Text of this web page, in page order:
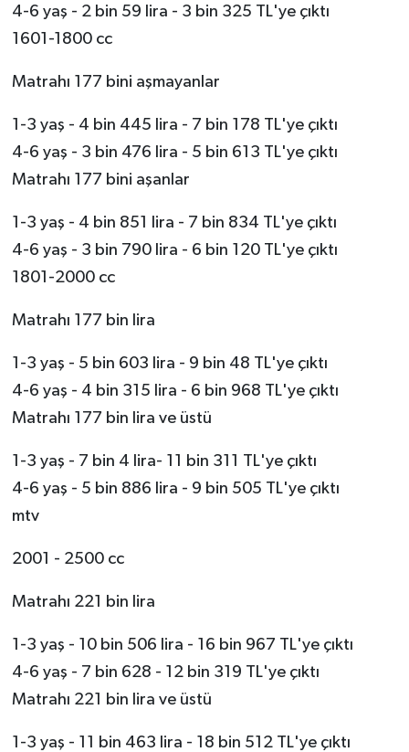
4-6 yaş - 2 bin 59 lira - 3 bin 325 TL'ye çıktı
1601-1800 cc
Matrahı 177 bini aşmayanlar
1-3 yaş - 4 bin 445 lira - 7 bin 178 TL'ye çıktı
4-6 yaş - 3 bin 476 lira - 5 bin 613 TL'ye çıktı
Matrahı 177 bini aşanlar
1-3 yaş - 4 bin 851 lira - 7 bin 834 TL'ye çıktı
4-6 yaş - 3 bin 790 lira - 6 bin 120 TL'ye çıktı
1801-2000 cc
Matrahı 177 bin lira
1-3 yaş - 5 bin 603 lira - 9 bin 48 TL'ye çıktı
4-6 yaş - 4 bin 315 lira - 6 bin 968 TL'ye çıktı
Matrahı 177 bin lira ve üstü
1-3 yaş - 7 bin 4 lira- 11 bin 311 TL'ye çıktı
4-6 yaş - 5 bin 886 lira - 9 bin 505 TL'ye çıktı
mtv
2001 - 2500 cc
Matrahı 221 bin lira
1-3 yaş - 10 bin 506 lira - 16 bin 967 TL'ye çıktı
4-6 yaş - 7 bin 628 - 12 bin 319 TL'ye çıktı
Matrahı 221 bin lira ve üstü
1-3 yaş - 11 bin 463 lira - 18 bin 512 TL'ye çıktı